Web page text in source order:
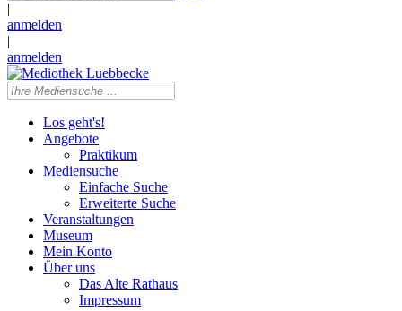
|
anmelden
|
anmelden
Los geht's!
Angebote
Praktikum
Mediensuche
Einfache Suche
Erweiterte Suche
Veranstaltungen
Museum
Mein Konto
Über uns
Das Alte Rathaus
Impressum